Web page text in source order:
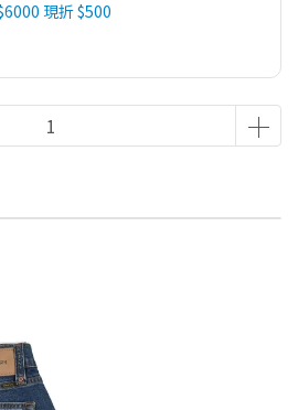
現折 $500